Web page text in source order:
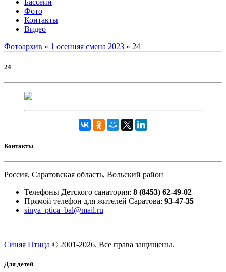
Бассейн
Фото
Контакты
Видео
Фотоархив » 1 осенняя смена 2023 » 24
24
Контакты
Россия, Саратовская область, Вольский район
Телефоны Детского санатория: 8 (8453) 62-49-02
Прямой телефон для жителей Саратова: 93-47-35
sinya_ptica_bal@mail.ru
Синяя Птица © 2001-2026. Все права защищены.
Для детей